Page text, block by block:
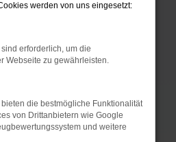
bestimmter Seiten
die Seite in einem
in einem privaten
neu.
helfen, vorübergehende
werden von uns eingesetzt:
erforderlich, um die
Webseite zu gewährleisten.
die bestmögliche Funktionalität
von Drittanbietern wie Google
und weitere